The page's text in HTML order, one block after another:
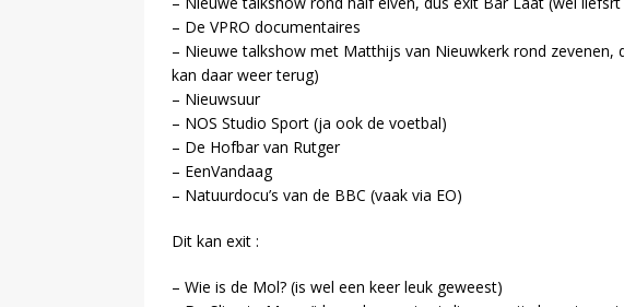
– De VPRO documentaires
– Nieuwe talkshow met Matthijs van Nieuwkerk rond zevenen,
kan daar weer terug)
– Nieuwsuur
– NOS Studio Sport (ja ook de voetbal)
– De Hofbar van Rutger
– EenVandaag
– Natuurdocu’s van de BBC (vaak via EO)
Dit kan exit :
– Wie is de Mol? (is wel een keer leuk geweest)